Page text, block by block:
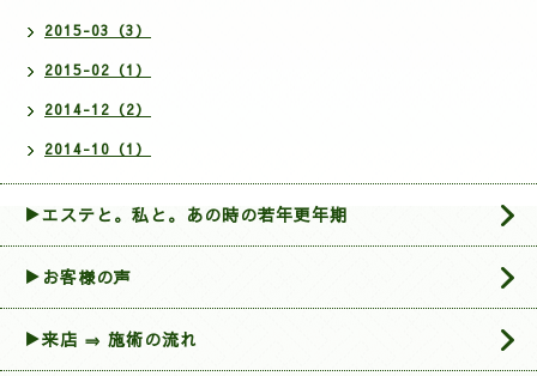
2015-03（3）
2015-02（1）
2014-12（2）
2014-10（1）
▶エステと。私と。あの時の若年更年期
▶お客様の声
▶来店 ⇒ 施術の流れ